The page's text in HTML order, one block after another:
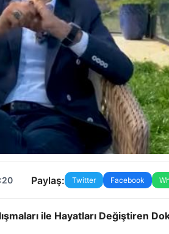
Paylaş: Twitter Facebook
ile Hayatları Değiştiren